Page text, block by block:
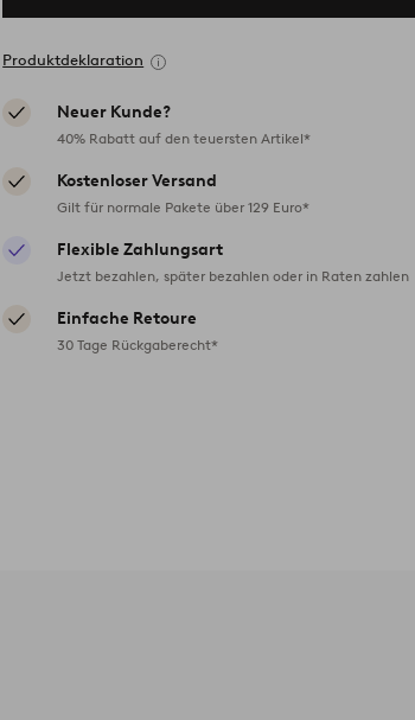
Produktdeklaration
Neuer Kunde?
40% Rabatt auf den teuersten Artikel*
Kostenloser Versand
Gilt für normale Pakete über 129 Euro*
Flexible Zahlungsart
Jetzt bezahlen, später bezahlen oder in Raten zahlen
Einfache Retoure
30 Tage Rückgaberecht*